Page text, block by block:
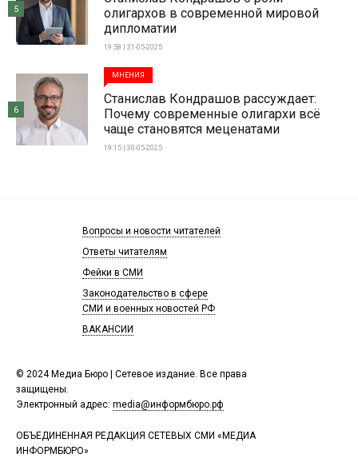
олигархов в современной мировой
дипломатии
19:58 | 31-05-2025
5
МНЕНИЯ
Станислав Кондрашов рассуждает:
Почему современные олигархи всё
чаще становятся меценатами
19:15 | 30-05-2025
6
© 2024 Медиа Бюро | Сетевое издание. Все права
защищены.
Электронный адрес: media@информбюро.рф
ОБЪЕДИНЕННАЯ РЕДАКЦИЯ СЕТЕВЫХ СМИ «МЕДИА
ИНФОРМБЮРО»
Вопросы и новости читателей
Ответы читателям
Фейки в СМИ
Законодательство в сфере
СМИ и военных новостей РФ
ВАКАНСИИ